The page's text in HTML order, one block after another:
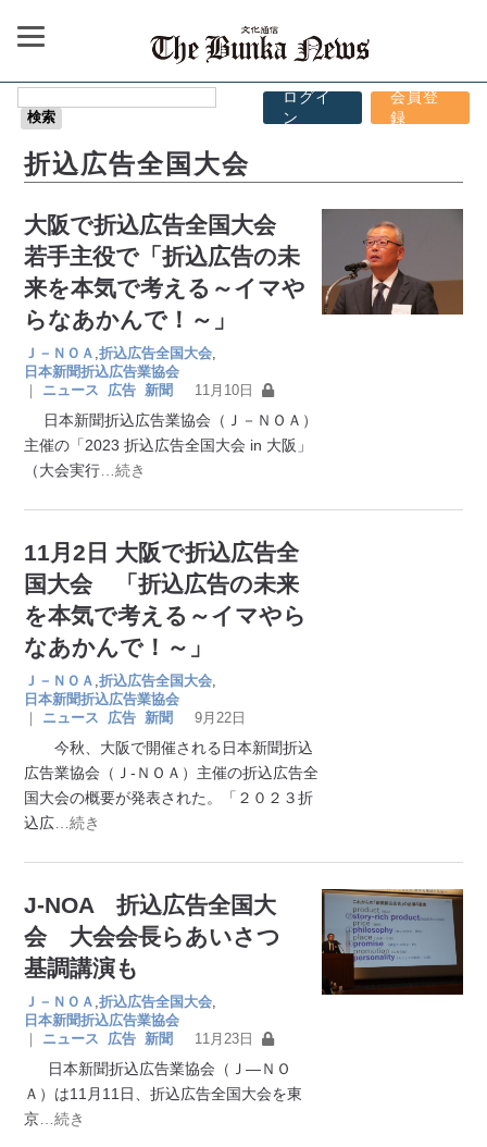
ログイ
ン
会員登
録
折込広告全国大会
大阪で折込広告全国大会
若手主役で「折込広告の未
来を本気で考える～イマや
らなあかんで！～」
Ｊ－ＮＯＡ ,折込広告全国大会
日本新聞折込広告業協会
｜
ニュース 広告 新聞 11月10日
日本新聞折込広告業協会（Ｊ－ＮＯＡ）
主催の「2023 折込広告全国大会 in 大阪」
（大会実行 …続き
11月2日 大阪で折込広告全
国大会 「折込広告の未来
を本気で考える～イマやら
なあかんで！～」
Ｊ－ＮＯＡ ,折込広告全国大会
日本新聞折込広告業協会
｜
ニュース 広告 新聞 9月22日
今秋、大阪で開催される日本新聞折込
広告業協会（Ｊ-ＮＯＡ）主催の折込広告全
国大会の概要が発表された。「２０２３折
込広 …続き
J-NOA 折込広告全国大
会 大会会長らあいさつ
基調講演も
Ｊ－ＮＯＡ ,折込広告全国大会
日本新聞折込広告業協会
｜
ニュース 広告 新聞 11月23日
日本新聞折込広告業協会（Ｊ―ＮＯ
Ａ）は11月11日、折込広告全国大会を東
京 …続き